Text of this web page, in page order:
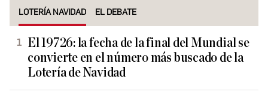
LOTERÍA NAVIDAD EL DEBATE
El 19726: la fecha de la final del Mundial se
convierte en el número más buscado de la
Lotería de Navidad